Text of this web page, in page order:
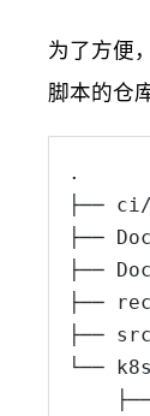
为了方便
脚本的仓
.
├──
├──
├──
├──
├──
└──
├──